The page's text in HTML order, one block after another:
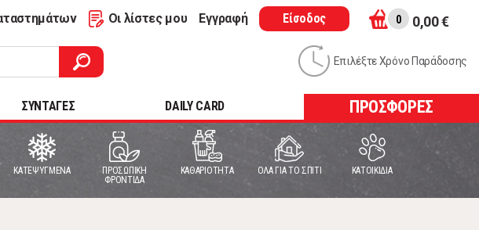
Οι λίστες μου Εγγραφή Είσοδος 0 0,00 €
Επιλέξτε Χρόνο Παράδοσης
ΣΥΝΤΑΓΕΣ DAILY CARD ΠΡΟΣΦΟΡΕΣ
ΚΑΤΕΨΥΓΜΕΝΑ
ΠΡΟΣΩΠΙΚΗ
ΦΡΟΝΤΙΔΑ
ΚΑΘΑΡΙΟΤΗΤΑ ΟΛΑ ΓΙΑ ΤΟ ΣΠΙΤΙ ΚΑΤΟΙΚΙΔΙΑ